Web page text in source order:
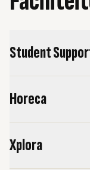
Student
Horeca
Xplora